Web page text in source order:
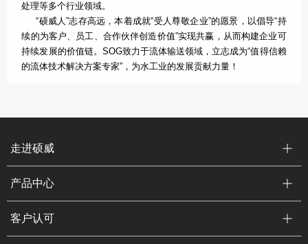
处理等多个行业领域。
“硕威人”志存高远，本着成就“受人尊敬企业”的愿景，以倡导“持
续的为客户、员工、合作伙伴创造价值”实现共赢，从而构建企业可
持续发展的价值链。SOG致力于流体输送领域，立志成为“值得信赖
的流体技术解决方案专家”，为水工业的发展贡献力量！
走进硕威
产品中心
客户认可